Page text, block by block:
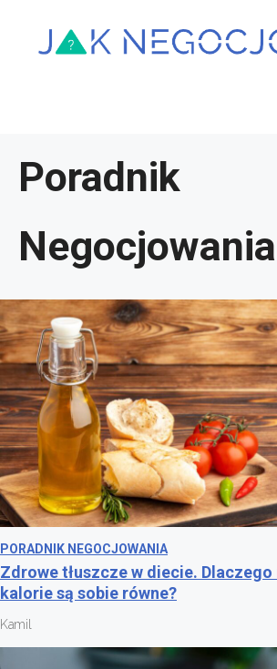
Poradnik
Negocjowania
PORADNIK NEGOCJOWANIA
Zdrowe tłuszcze w diecie.
kalorie są sobie równe?
Kamil